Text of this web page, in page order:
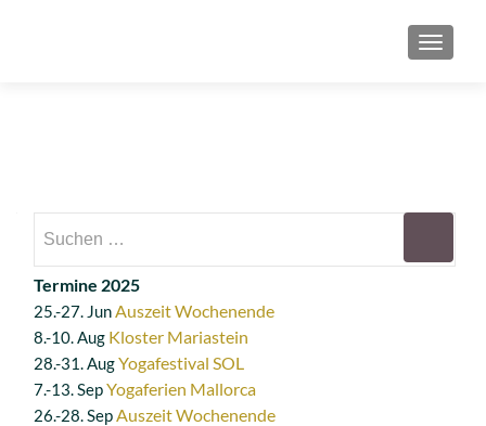
nach:
Termine 2025
25.-27. JunAuszeit Wochenende
8.-10. Aug Kloster Mariastein
28.-31. AugYogafestival SOL
7.-13. SepYogaferien Mallorca
26.-28. SepAuszeit Wochenende